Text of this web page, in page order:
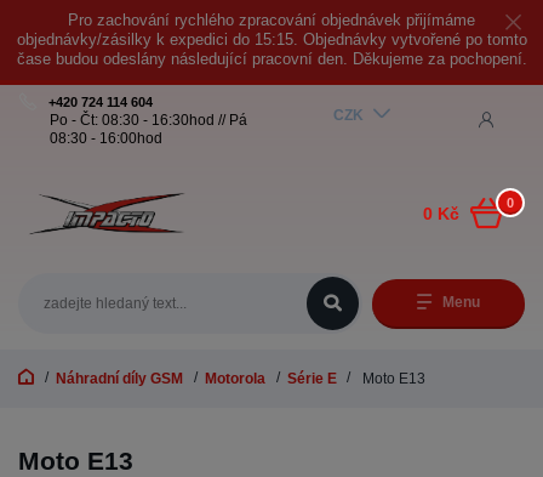
Pro zachování rychlého zpracování objednávek přijímáme
objednávky/zásilky k expedici do 15:15. Objednávky vytvořené po tomto
čase budou odeslány následující pracovní den. Děkujeme za pochopení.
Menu
CZK
+420 724 114 604
Po - Čt: 08:30 - 16:30hod // Pá
08:30 - 16:00hod
0
0 Kč
Náhradní díly GSM Motorola Série E Moto E13
Moto E13